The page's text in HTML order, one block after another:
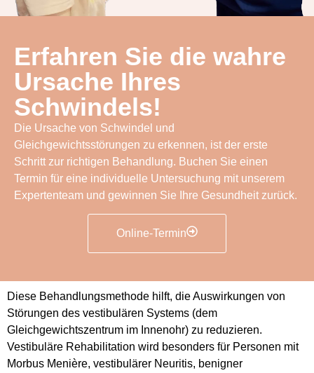
Erfahren Sie die wahre
Ursache Ihres
Schwindels!
Die Ursache von Schwindel und
Gleichgewichtsstörungen zu erkennen, ist der erste
Schritt zur richtigen Behandlung. Buchen Sie einen
Termin für eine individuelle Untersuchung mit unserem
Expertenteam und gewinnen Sie Ihre Gesundheit zurück.
Online-Termin
Diese Behandlungsmethode hilft, die Auswirkungen von
Störungen des vestibulären Systems (dem
Gleichgewichtszentrum im Innenohr) zu reduzieren.
Vestibuläre Rehabilitation wird besonders für Personen mit
Morbus Menière, vestibulärer Neuritis, benigner